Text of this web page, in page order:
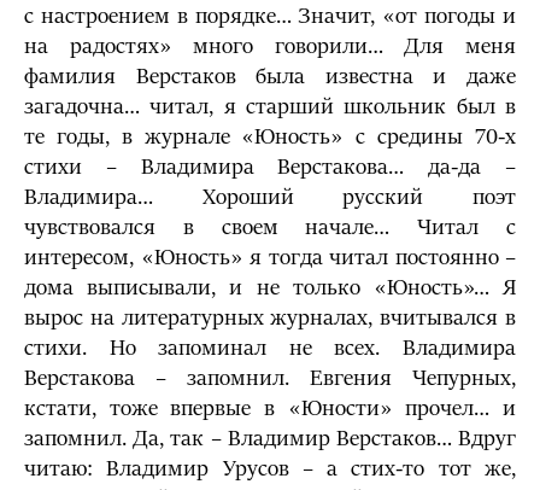
с настроением в порядке… Значит, «от погоды и
на радостях» много говорили… Для меня
фамилия Верстаков была известна и даже
загадочна… читал, я старший школьник был в
те годы, в журнале «Юность» с средины 70-х
стихи – Владимира Верстакова… да-да –
Владимира… Хороший русский поэт
чувствовался в своем начале… Читал с
интересом, «Юность» я тогда читал постоянно –
дома выписывали, и не только «Юность»… Я
вырос на литературных журналах, вчитывался в
стихи. Но запоминал не всех. Владимира
Верстакова – запомнил. Евгения Чепурных,
кстати, тоже впервые в «Юности» прочел… и
запомнил. Да, так – Владимир Верстаков… Вдруг
читаю: Владимир Урусов – а стих-то тот же,